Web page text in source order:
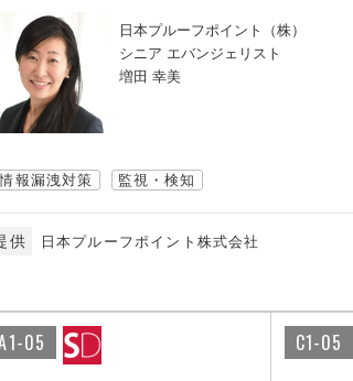
日本プルーフポイント（株）
シニア エバンジェリスト
増田 幸美
情報漏洩対策 監視・検知
供 日本プルーフポイント株式会社
05 C1-05